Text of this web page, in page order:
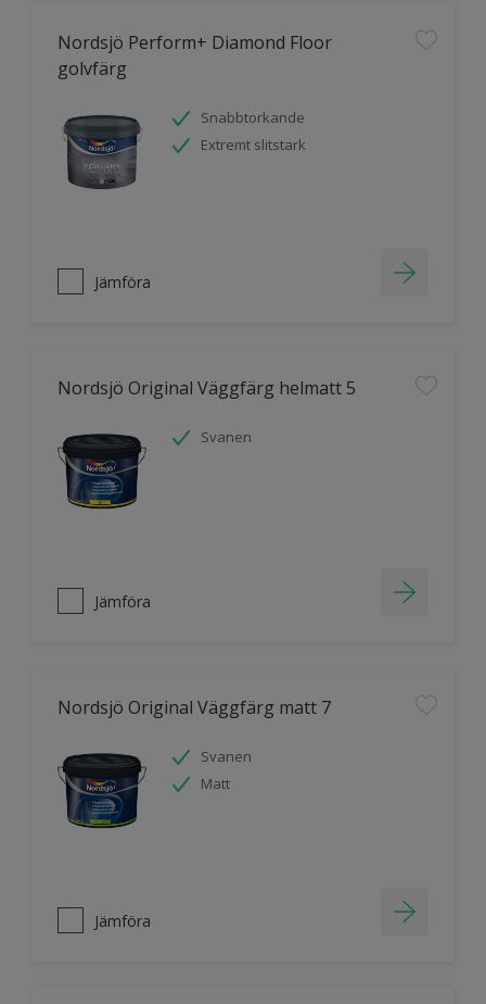
Nordsjö Perform+ Diamond Floor
golvfärg
Snabbtorkande
Extremt slitstark
Jämföra
Nordsjö Original Väggfärg helmatt 5
Svanen
Jämföra
Nordsjö Original Väggfärg matt 7
Svanen
Matt
Jämföra